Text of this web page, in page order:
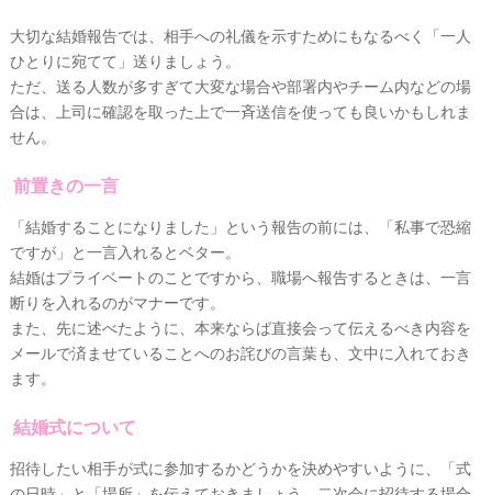
大切な結婚報告では、相手への礼儀を示すためにもなるべく「一人
ひとりに宛てて」送りましょう。
ただ、送る人数が多すぎて大変な場合や部署内やチーム内などの場
合は、上司に確認を取った上で一斉送信を使っても良いかもしれま
せん。
前置きの一言
「結婚することになりました」という報告の前には、「私事で恐縮
ですが」と一言入れるとベター。
結婚はプライベートのことですから、職場へ報告するときは、一言
断りを入れるのがマナーです。
また、先に述べたように、本来ならば直接会って伝えるべき内容を
メールで済ませていることへのお詫びの言葉も、文中に入れておき
ます。
結婚式について
招待したい相手が式に参加するかどうかを決めやすいように、「式
チ
ギ
縄
ビ
ー
フ
ト